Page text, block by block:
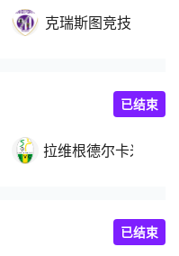
克瑞斯图竞技
拉维根德尔卡米诺
已结束
已结束